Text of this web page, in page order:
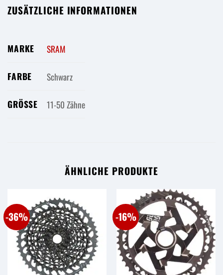
ZUSÄTZLICHE INFORMATIONEN
MARKE SRAM
FARBE Schwarz
GRÖSSE 11-50 Zähne
ÄHNLICHE PRODUKTE
-36% -16%